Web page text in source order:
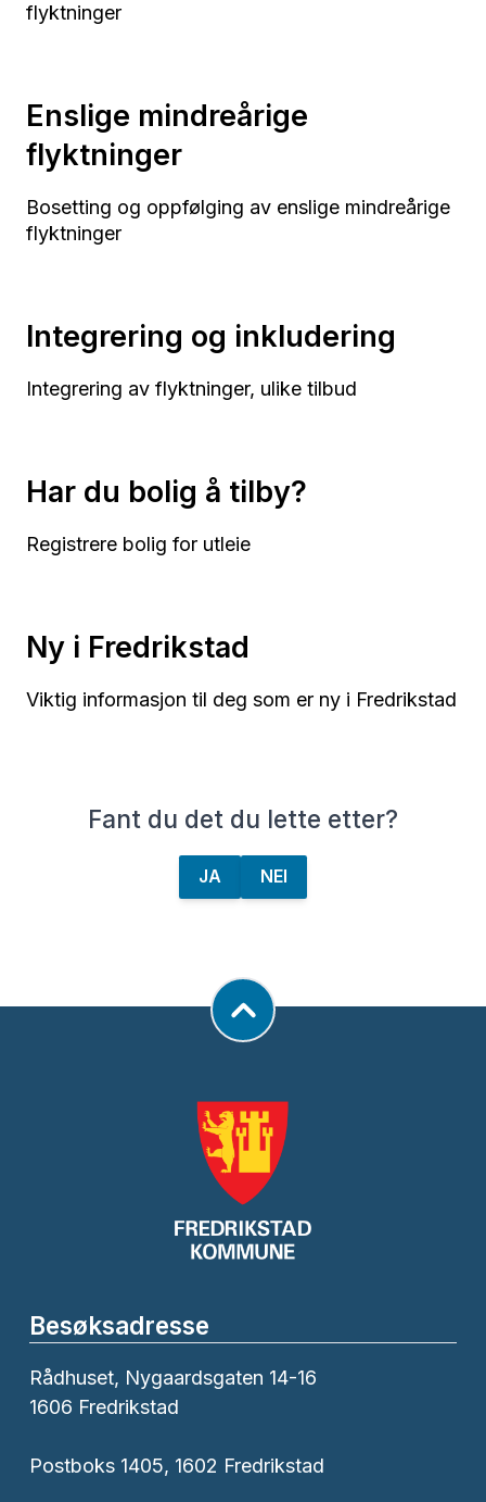
flyktninger
Enslige mindreårige
flyktninger
Bosetting og oppfølging av enslige mindreårige
flyktninger
Integrering og inkludering
Integrering av flyktninger, ulike tilbud
Har du bolig å tilby?
Registrere bolig for utleie
Ny i Fredrikstad
Viktig informasjon til deg som er ny i Fredrikstad
Fant du det du lette etter?
JA NEI
Besøksadresse
Rådhuset, Nygaardsgaten 14-16
1606 Fredrikstad
Postboks 1405, 1602 Fredrikstad